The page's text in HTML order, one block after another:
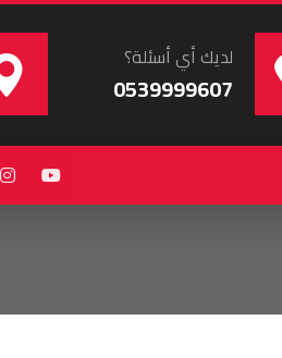
لديك أي أسئلة؟
0539999607